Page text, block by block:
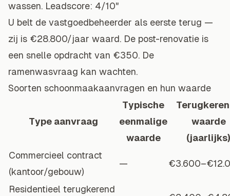
wassen. Leadscore: 4/10"
U belt de vastgoedbeheerder als eerste terug —
zij is €28.800/jaar waard. De post-renovatie is
een snelle opdracht van €350. De
ramenwasvraag kan wachten.
Soorten schoonmaakaanvragen en hun waarde
Type aanvraag
Typische
eenmalige
waarde
waarde
(jaarlijks)
Commercieel contract
(kantoor/gebouw)
—
Residentieel terugkerend